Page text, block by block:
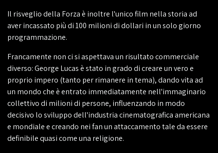
Il risveglio della Forza è inoltre l'unico film nella storia ad
aver incassato più di 100 milioni di dollari in un solo giorno
programmazione.
Francamente non ci si aspettava un risultato commerciale
diverso: George Lucas è stato in grado di creare un vero e
proprio impero (tanto per rimanere in tema), dando vita ad
un mondo che è entrato immediatamente nell'immaginario
collettivo di milioni di persone, influenzando in modo
decisivo lo sviluppo dell'industria cinematografica americana
e mondiale e creando nei fan un attaccamento tale da essere
definibile quasi come una religione.